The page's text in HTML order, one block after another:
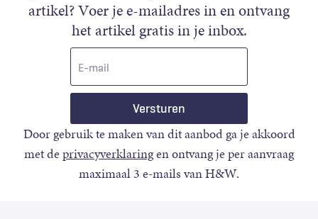
artikel? Voer je e-mailadres in en ontvang
het artikel gratis in je inbox.
Door gebruik te maken van dit aanbod ga je akkoord
met deprivacyverklaringen ontvang je per aanvraag
maximaal 3 e-mails van H&W.